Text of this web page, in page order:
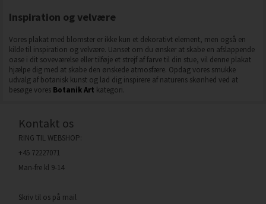
Inspiration og velvære
Vores plakat med blomster er ikke kun et dekorativt element, men også en
kilde til inspiration og velvære. Uanset om du ønsker at skabe en afslappende
oase i dit soveværelse eller tilføje et strejf af farve til din stue, vil denne plakat
hjælpe dig med at skabe den ønskede atmosfære. Opdag vores smukke
udvalg af botanisk kunst og lad dig inspirere af naturens skønhed ved at
besøge vores Botanik Art kategori.
Kontakt os
RING TIL WEBSHOP:
+45 72227071
Man-fre kl 9-14
Skriv til os på mail